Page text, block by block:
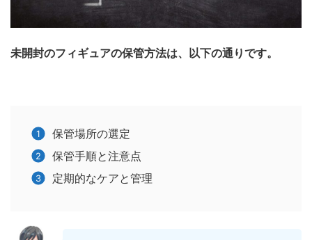
未開封のフィギュアの保管方法は、以下の通りです。
保管場所の選定
保管手順と注意点
定期的なケアと管理